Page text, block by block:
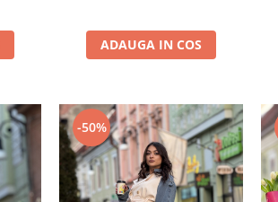
ADAUGA IN COS
-50%